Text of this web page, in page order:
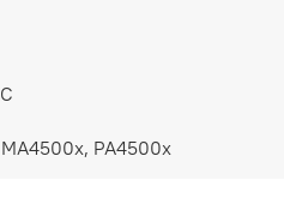
PA4500x